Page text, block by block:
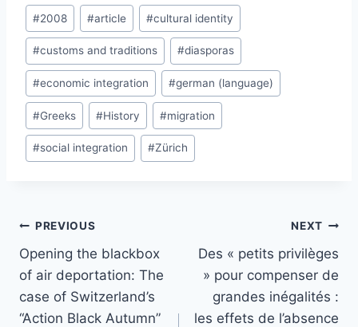
Post
Tags:
#2008 #article #cultural identity
#customs and traditions #diasporas
#economic integration #german (language)
#Greeks #History #migration
#social integration #Zürich
Post
navigation
PREVIOUS
Opening the blackbox
of air deportation: The
case of Switzerland’s
“Action Black Autumn”
NEXT
Des « petits privilèges
» pour compenser de
grandes inégalités :
les effets de l’absence